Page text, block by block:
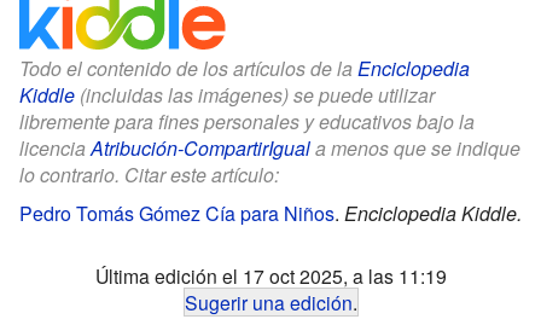
Todo el contenido de los artículos de la Enciclopedia
Kiddle (incluidas las imágenes) se puede utilizar
libremente para fines personales y educativos bajo la
licenciaAtribución-CompartirIguala menos que se indique
lo contrario. Citar este artículo:
Pedro Tomás Gómez Cía para Niños. Enciclopedia Kiddle.
Última edición el 17 oct 2025, a las 11:19
Sugerir una edición.